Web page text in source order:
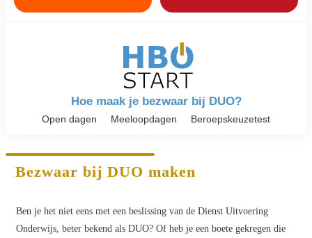
Hoe maak je bezwaar bij DUO?
Open dagen Meeloopdagen Beroepskeuzetest
Bezwaar bij DUO maken
Ben je het niet eens met een beslissing van de Dienst Uitvoering
Onderwijs, beter bekend als DUO? Of heb je een boete gekregen die